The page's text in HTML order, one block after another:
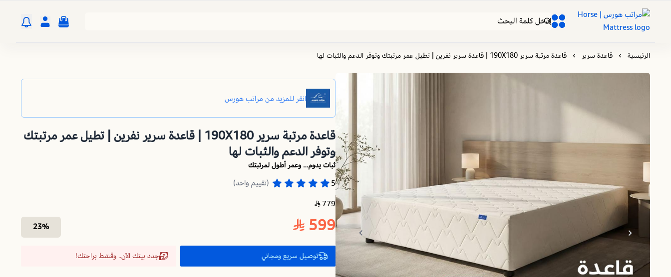
مراتب هورس | Horse Mattress
0
0
الرئيسية قاعدة سرير قاعدة مرتبة سرير 190X180 | قاعدة سرير نفرين | تطيل عمر مرتبتك وتوفر الدعم والثبات لها
قاعدة مرتبة سرير 190X180 | قاعدة سرير نفرين | تطيل عمر مرتبتك
وتوفر الدعم والثبات لها
ثبات يدوم… وعمر أطول لمرتبتك
5
(تقييم واحد)
779
599
23%
توصيل سريع ومجاني جدد بيتك الآن.. وقسّط براحتك!